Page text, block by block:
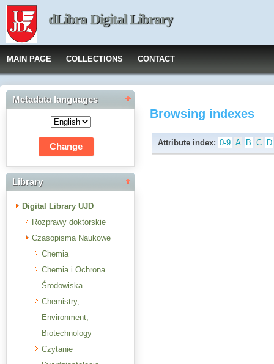
dLibra Digital Library
MAIN PAGE COLLECTIONS CONTACT
Metadata languages
Library
Digital Library UJD
Rozprawy doktorskie
Czasopisma Naukowe
Chemia
Chemia i Ochrona
Środowiska
Chemistry,
Environment,
Biotechnology
Czytanie
Browsing indexes
Attribute index: 0-9 A B C D